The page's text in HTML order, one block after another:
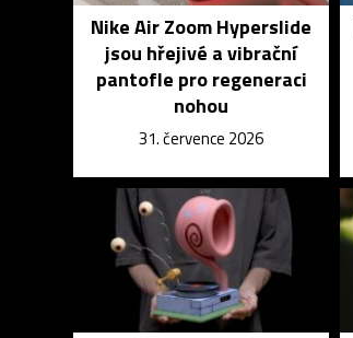
Nike Air Zoom Hyperslide
jsou hřejivé a vibrační
pantofle pro regeneraci
nohou
31. července 2026